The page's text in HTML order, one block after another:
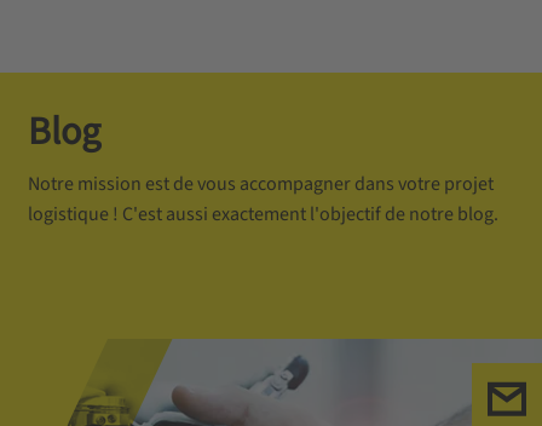
Blog
Notre mission est de vous accompagner dans votre projet
logistique ! C'est aussi exactement l'objectif de notre blog.